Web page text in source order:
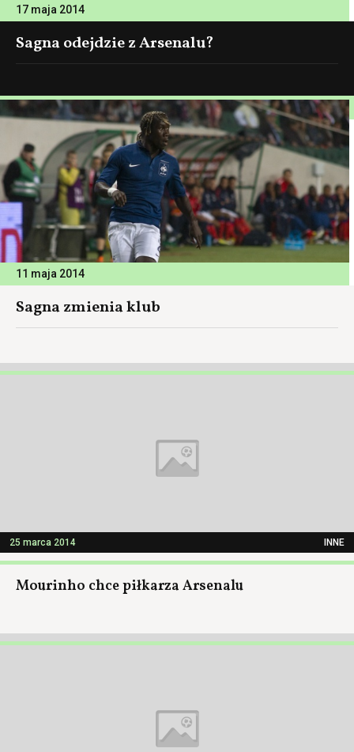
17 maja 2014
Sagna odejdzie z Arsenalu?
11 maja 2014
Sagna zmienia klub
25 marca 2014 INNE
Mourinho chce piłkarza Arsenalu